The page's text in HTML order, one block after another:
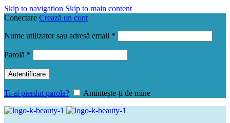
Skip to navigation Skip to main content
Conectare Crează un cont
Nume utilizator sau adresă email *
Parolă *
Autentificare
Ti-ai pierdut parola? Amintește-ți de mine